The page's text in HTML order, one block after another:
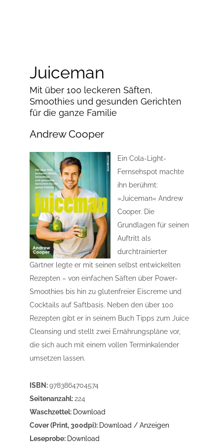
Juiceman
Mit über 100 leckeren Säften,
Smoothies und gesunden Gerichten
für die ganze Familie
Andrew Cooper
Ein Cola-Light-
Fernsehspot machte
ihn berühmt:
»Juiceman« Andrew
Cooper. Die
Grundlagen für seinen
Auftritt als
durchtrainierter
Gärtner legte er mit seinen selbst entwickelten
Rezepten – von einfachen Säften über Power-
Smoothies bis hin zu glutenfreier Eiscreme und
Cocktails auf Saftbasis. Neben den über 100
Rezepten gibt er in seinem Buch Tipps zum Juice
Cleansing und stellt zwei Ernährungspläne vor,
die sich auch mit einem vollen Terminkalender
umsetzen lassen.
ISBN:9783864704574
Seitenanzahl: 224
Waschzettel: Download
Cover (Print, 300dpi): Download / Anzeigen
Leseprobe: Download